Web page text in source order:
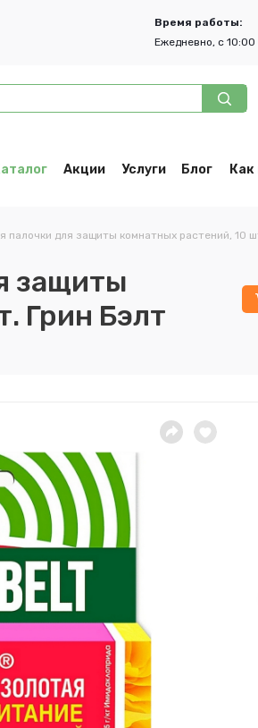
Время работы:
Ежедневно, с
Акции Услуги Блог Как
палочки для защиты комнатных растений, 10
защиты
Грин Бэлт